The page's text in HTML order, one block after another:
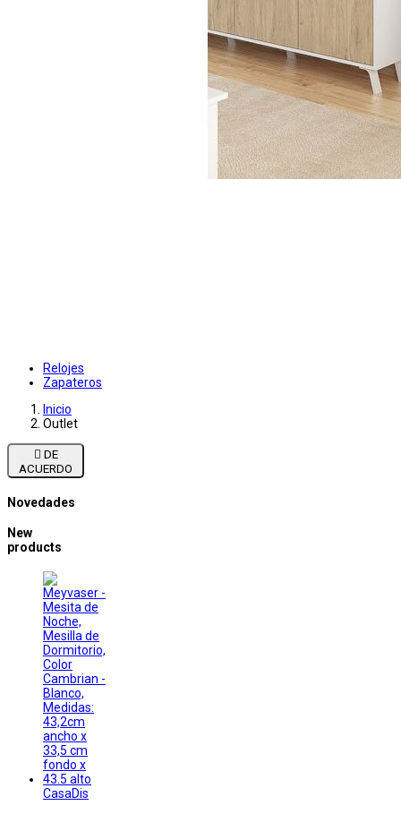
Relojes
Zapateros
Inicio
Outlet

ACUERDO
Novedades
New
products
CasaDis